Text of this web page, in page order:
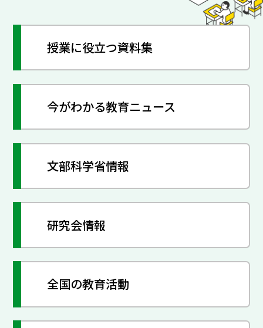
授業に役立つ資料集
今がわかる教育ニュース
文部科学省情報
研究会情報
全国の教育活動